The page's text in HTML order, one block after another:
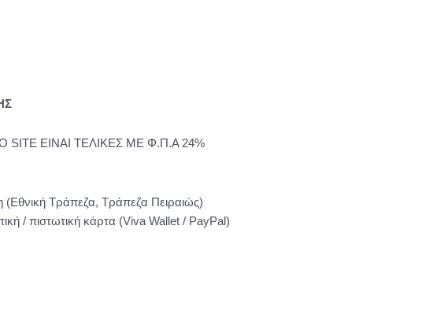
SITE ΕΙΝΑΙ ΤΕΛΙΚΕΣ ΜΕ Φ.Π.Α 24%
(Εθνική Τράπεζα, Τράπεζα Πειραιώς)
/ πιστωτική κάρτα (Viva Wallet / PayPal)